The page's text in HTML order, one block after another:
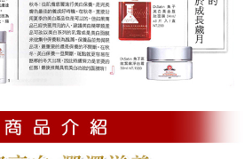
含以上)免運費